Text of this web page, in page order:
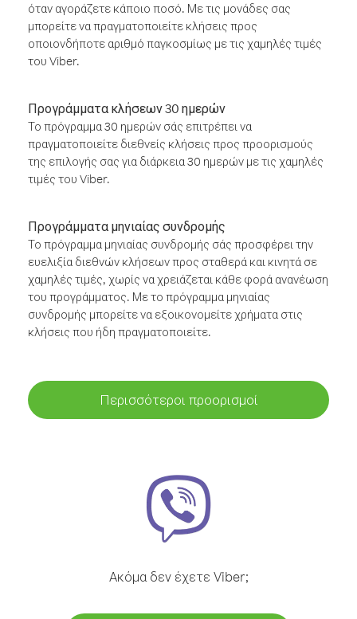
όταν αγοράζετε κάποιο ποσό. Με τις μονάδες σας
μπορείτε να πραγματοποιείτε κλήσεις προς
οποιονδήποτε αριθμό παγκοσμίως με τις χαμηλές τιμές
του Viber.
Προγράμματα κλήσεων 30 ημερών
Το πρόγραμμα 30 ημερών σάς επιτρέπει να
πραγματοποιείτε διεθνείς κλήσεις προς προορισμούς
της επιλογής σας για διάρκεια 30 ημερών με τις χαμηλές
τιμές του Viber.
Προγράμματα μηνιαίας συνδρομής
Το πρόγραμμα μηνιαίας συνδρομής σάς προσφέρει την
ευελιξία διεθνών κλήσεων προς σταθερά και κινητά σε
χαμηλές τιμές, χωρίς να χρειάζεται κάθε φορά ανανέωση
του προγράμματος. Με το πρόγραμμα μηνιαίας
συνδρομής μπορείτε να εξοικονομείτε χρήματα στις
κλήσεις που ήδη πραγματοποιείτε.
Περισσότεροι προορισμοί
Ακόμα δεν έχετε Viber;